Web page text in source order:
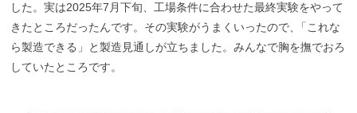
した。実は2025年7月下旬、工場条件に合わせた最終実験をやって
きたところだったんです。その実験がうまくいったので、
「これな
ら製造できる」と製造見通しが立ちました。みんなで胸を撫でおろ
していたところです。